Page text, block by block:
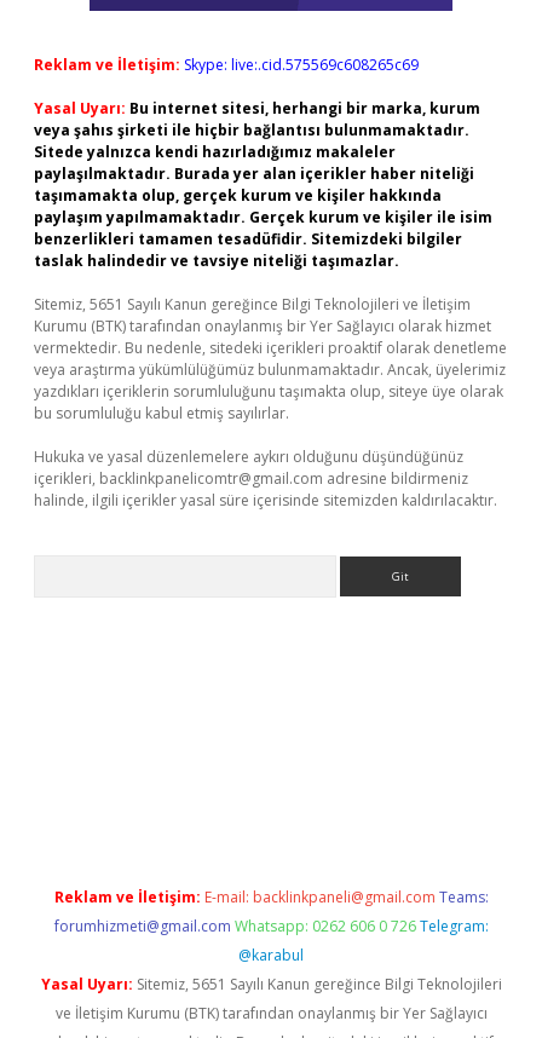
Reklam ve İletişim: Skype: live:.cid.575569c608265c69
Yasal Uyarı: Bu internet sitesi, herhangi bir marka, kurum
veya şahıs şirketi ile hiçbir bağlantısı bulunmamaktadır.
Sitede yalnızca kendi hazırladığımız makaleler
paylaşılmaktadır. Burada yer alan içerikler haber niteliği
taşımamakta olup, gerçek kurum ve kişiler hakkında
paylaşım yapılmamaktadır. Gerçek kurum ve kişiler ile isim
benzerlikleri tamamen tesadüfidir. Sitemizdeki bilgiler
taslak halindedir ve tavsiye niteliği taşımazlar.
Sitemiz, 5651 Sayılı Kanun gereğince Bilgi Teknolojileri ve İletişim
Kurumu (BTK) tarafından onaylanmış bir Yer Sağlayıcı olarak hizmet
vermektedir. Bu nedenle, sitedeki içerikleri proaktif olarak denetleme
veya araştırma yükümlülüğümüz bulunmamaktadır. Ancak, üyelerimiz
yazdıkları içeriklerin sorumluluğunu taşımakta olup, siteye üye olarak
bu sorumluluğu kabul etmiş sayılırlar.
Hukuka ve yasal düzenlemelere aykırı olduğunu düşündüğünüz
içerikleri, backlinkpanelicomtr@gmail.com adresine bildirmeniz
halinde, ilgili içerikler yasal süre içerisinde sitemizden kaldırılacaktır.
Reklam ve İletişim: E-mail: backlinkpaneli@gmail.com Teams:
forumhizmeti@gmail.com Whatsapp: 0262 606 0 726 Telegram:
@karabul
Yasal Uyarı: Sitemiz, 5651 Sayılı Kanun gereğince Bilgi Teknolojileri
ve İletişim Kurumu (BTK) tarafından onaylanmış bir Yer Sağlayıcı